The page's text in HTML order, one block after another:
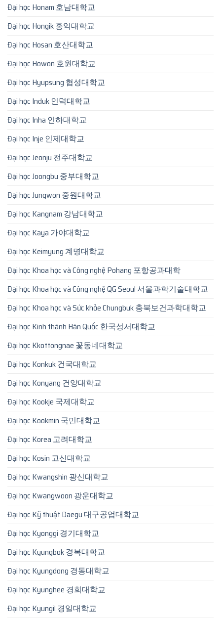
Đại học Honam 호남대학교
Đại học Hongik 홍익대학교
Đại học Hosan 호산대학교
Đại học Howon 호원대학교
Đại học Hyupsung 협성대학교
Đại học Induk 인덕대학교
Đại học Inha 인하대학교
Đại học Inje 인제대학교
Đại học Jeonju 전주대학교
Đại học Joongbu 중부대학교
Đại học Jungwon 중원대학교
Đại học Kangnam 강남대학교
Đại học Kaya 가야대학교
Đại học Keimyung 계명대학교
Đại học Khoa học và Công nghệ Pohang 포항공과대학
Đại học Khoa học và Công nghệ QG Seoul 서울과학기술대학교
Đại học Khoa học và Sức khỏe Chungbuk 충북보건과학대학교
Đại học Kinh thánh Hàn Quốc 한국성서대학교
Đại học Kkottongnae 꽃동네대학교
Đại học Konkuk 건국대학교
Đại học Konyang 건양대학교
Đại học Kookje 국제대학교
Đại học Kookmin 국민대학교
Đại học Korea 고려대학교
Đại học Kosin 고신대학교
Đại học Kwangshin 광신대학교
Đại học Kwangwoon 광운대학교
Đại học Kỹ thuật Daegu 대구공업대학교
Đại học Kyonggi 경기대학교
Đại học Kyungbok 경복대학교
Đại học Kyungdong 경동대학교
Đại học Kyunghee 경희대학교
Đại học Kyungil 경일대학교